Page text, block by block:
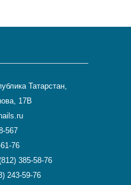
Татарстан,
17В
567
76
385-58-76
243-59-76